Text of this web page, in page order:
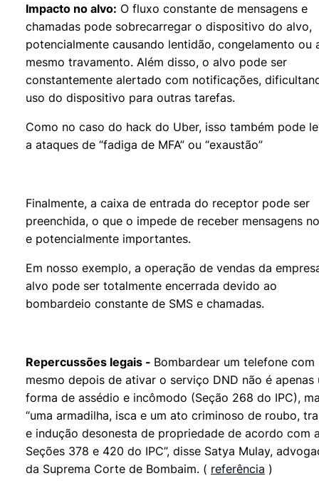
Impacto no alvo: O fluxo constante de mensagens e
chamadas pode sobrecarregar o dispositivo do alvo,
potencialmente causando lentidão, congelamento ou
mesmo travamento. Além disso, o alvo pode ser
constantemente alertado com notificações,
uso do dispositivo para outras tarefas.
Como no caso do hack do Uber, isso também pode
a ataques de “fadiga de MFA” ou “exaustão”
Finalmente, a caixa de entrada do receptor pode ser
preenchida, o que o impede de receber mensagens
e potencialmente importantes.
Em nosso exemplo, a operação de vendas da
alvo pode ser totalmente encerrada devido ao
bombardeio constante de SMS e chamadas.
Repercussões legais - Bombardear um telefone com
mesmo depois de ativar o serviço DND não é apenas
forma de assédio e incômodo (Seção 268 do IPC),
“uma armadilha, isca e um ato criminoso de roubo,
e indução desonesta de propriedade de acordo com
Seções 378 e 420 do IPC”, disse Satya Mulay,
da Suprema Corte de Bombaim. ( referência )